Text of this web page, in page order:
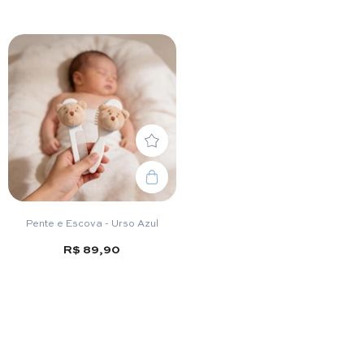
Pente e Escova - Urso Azul
R$ 89,90